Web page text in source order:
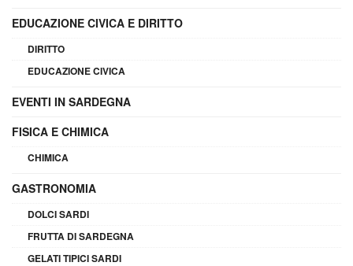
EDUCAZIONE CIVICA E DIRITTO
DIRITTO
EDUCAZIONE CIVICA
EVENTI IN SARDEGNA
FISICA E CHIMICA
CHIMICA
GASTRONOMIA
DOLCI SARDI
FRUTTA DI SARDEGNA
GELATI TIPICI SARDI